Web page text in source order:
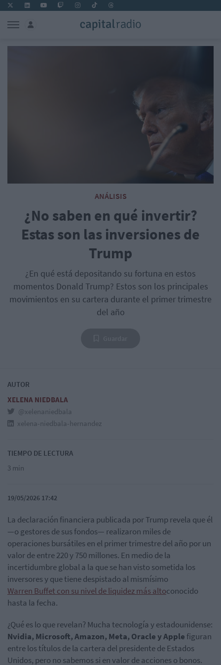
ANÁLISIS
¿No saben en qué invertir?
Estas son las inversiones de
Trump
¿En qué está depositando su fortuna en estos
momentos Donald Trump? Estos son los principales
movimientos en su cartera durante el primer trimestre
del año
AUTOR
XELENA NIEDBALA
@xelenaniedbala
xelena-niedbala-hernandez
TIEMPO DE LECTURA
3 min
19/05/2026 17:42
La declaración financiera publicada por Trump revela que él
—o gestores de sus fondos— realizaron miles de
operaciones bursátiles en el primer trimestre del año por un
valor de entre 220 y 750 millones. En medio de la
incertidumbre global a la que se han visto sometida los
inversores y que tiene despistado al mismísimo
Warren Buffet con su nivel de liquidez más altoconocido
hasta la fecha.
¿Qué es lo que revelan? Mucha tecnología y estadounidense:
Nvidia, Microsoft, Amazon, Meta, Oracle y Apple figuran
entre los títulos de la cartera del presidente de Estados
Unidos, pero no sabemos si en valor de acciones o bonos.